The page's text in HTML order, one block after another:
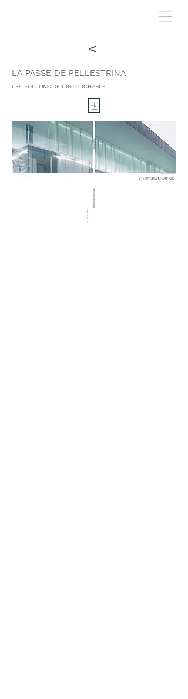
<
LA PASSE DE PELLESTRINA
LES EDITIONS DE L'INTOUCHABLE